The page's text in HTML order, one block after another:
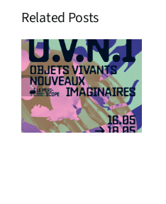
Related Posts
Podcast
O.V.N.I En
approche !